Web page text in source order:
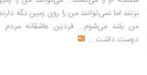
بزنند اما نمی‌توانند من را روی زمین نگه
من بلند می‌شوم... فردین عاشقانه مردم
دوست داشت ...